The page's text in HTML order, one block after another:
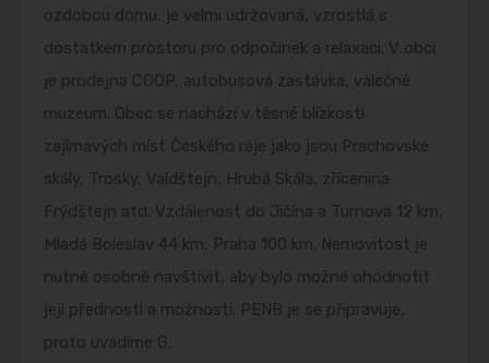
ozdobou domu, je velmi udržovaná, vzrostlá s
dostatkem prostoru pro odpočinek a relaxaci. V obci
je prodejna COOP, autobusová zastávka, válečné
muzeum. Obec se nachází v těsné blízkosti
zajímavých míst Českého ráje jako jsou Prachovské
skály, Trosky, Valdštejn, Hrubá Skála, zřícenina
Frýdštejn atd. Vzdálenost do Jičína a Turnova 12 km,
Mladá Boleslav 44 km, Praha 100 km. Nemovitost je
nutné osobně navštívit, aby bylo možné ohodnotit
její přednosti a možnosti. PENB je se připravuje,
proto uvádíme G.